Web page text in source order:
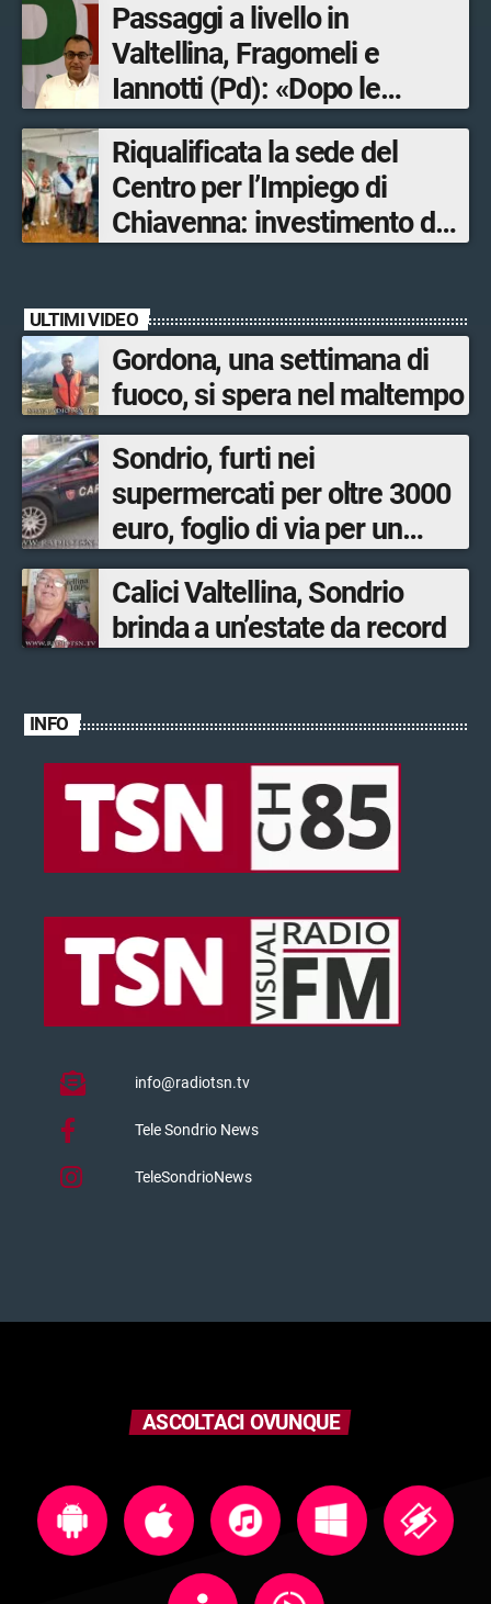
Passaggi a livello in
Valtellina, Fragomeli e
Iannotti (Pd): «Dopo le
Olimpiadi solo un terzo delle
opere sostitutive sarà
ultimato entro il 2026»
Riqualificata la sede del
Centro per l’Impiego di
Chiavenna: investimento da
ULTIMI VIDEO
Gordona, una settimana di
fuoco, si spera nel maltempo
Sondrio, furti nei
supermercati per oltre 3000
euro, foglio di via per un
ventinovenne
Calici Valtellina, Sondrio
brinda a un’estate da record
INFO
info@radiotsn.tv
Tele Sondrio News
TeleSondrioNews
ASCOLTACI OVUNQUE